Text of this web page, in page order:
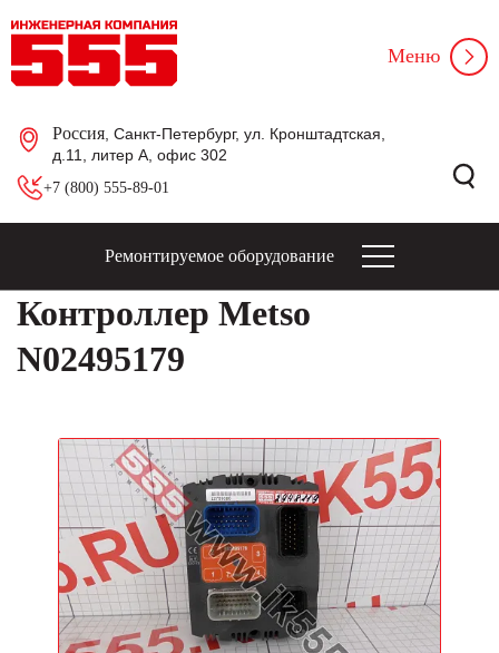
Россия , Санкт-Петербург, ул. Кронштадтская,
д.11, литер А, офис 302
+7 (800) 555-89-01
Меню
Ремонтируемое оборудование
Контроллер Metso
N02495179